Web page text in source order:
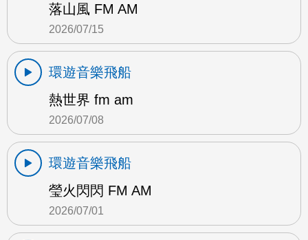
落山風 FM AM
2026/07/15
環遊音樂飛船
熱世界 fm am
2026/07/08
環遊音樂飛船
瑩火閃閃 FM AM
2026/07/01